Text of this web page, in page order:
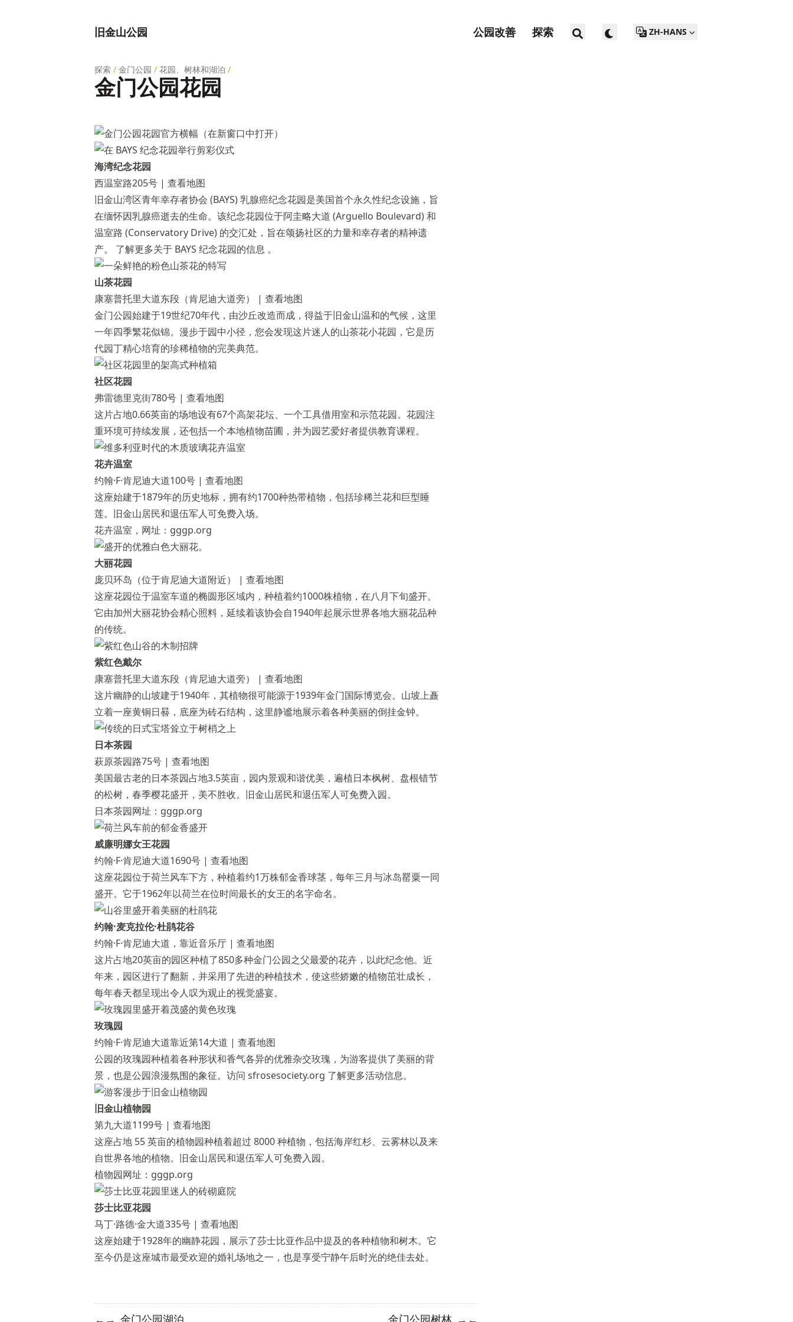
旧金山公园 公园改善 探索 ZH-HANS
探索 / 金门公园 / 花园、树林和湖泊 /
金门公园花园
海湾纪念花园
西温室路205号 | 查看地图
旧金山湾区青年幸存者协会 (BAYS) 乳腺癌纪念花园是美国首个永久性纪念设施，旨
在缅怀因乳腺癌逝去的生命。该纪念花园位于阿圭略大道 (Arguello Boulevard) 和
温室路 (Conservatory Drive) 的交汇处，旨在颂扬社区的力量和幸存者的精神遗
产。 了解更多关于 BAYS 纪念花园的信息 。
山茶花园
康塞普托里大道东段（肯尼迪大道旁） | 查看地图
金门公园始建于19世纪70年代，由沙丘改造而成，得益于旧金山温和的气候，这里
一年四季繁花似锦。漫步于园中小径，您会发现这片迷人的山茶花小花园，它是历
代园丁精心培育的珍稀植物的完美典范。
社区花园
弗雷德里克街780号 | 查看地图
这片占地0.66英亩的场地设有67个高架花坛、一个工具借用室和示范花园。花园注
重环境可持续发展，还包括一个本地植物苗圃，并为园艺爱好者提供教育课程。
花卉温室
约翰·F·肯尼迪大道100号 | 查看地图
这座始建于1879年的历史地标，拥有约1700种热带植物，包括珍稀兰花和巨型睡
莲。旧金山居民和退伍军人可免费入场。
花卉温室，网址：gggp.org
大丽花园
庞贝环岛（位于肯尼迪大道附近） | 查看地图
这座花园位于温室车道的椭圆形区域内，种植着约1000株植物，在八月下旬盛开。
它由加州大丽花协会精心照料，延续着该协会自1940年起展示世界各地大丽花品种
的传统。
紫红色戴尔
康塞普托里大道东段（肯尼迪大道旁） | 查看地图
这片幽静的山坡建于1940年，其植物很可能源于1939年金门国际博览会。山坡上矗
立着一座黄铜日晷，底座为砖石结构，这里静谧地展示着各种美丽的倒挂金钟。
日本茶园
萩原茶园路75号 | 查看地图
美国最古老的日本茶园占地3.5英亩，园内景观和谐优美，遍植日本枫树、盘根错节
的松树，春季樱花盛开，美不胜收。旧金山居民和退伍军人可免费入园。
日本茶园网址：gggp.org
威廉明娜女王花园
约翰·F·肯尼迪大道1690号 | 查看地图
这座花园位于荷兰风车下方，种植着约1万株郁金香球茎，每年三月与冰岛罂粟一同
盛开。它于1962年以荷兰在位时间最长的女王的名字命名。
约翰·麦克拉伦·杜鹃花谷
约翰·F·肯尼迪大道，靠近音乐厅 | 查看地图
这片占地20英亩的园区种植了850多种金门公园之父最爱的花卉，以此纪念他。近
年来，园区进行了翻新，并采用了先进的种植技术，使这些娇嫩的植物茁壮成长，
每年春天都呈现出令人叹为观止的视觉盛宴。
玫瑰园
约翰·F·肯尼迪大道靠近第14大道 | 查看地图
公园的玫瑰园种植着各种形状和香气各异的优雅杂交玫瑰，为游客提供了美丽的背
景，也是公园浪漫氛围的象征。访问 sfrosesociety.org 了解更多活动信息。
旧金山植物园
第九大道1199号 | 查看地图
这座占地 55 英亩的植物园种植着超过 8000 种植物，包括海岸红杉、云雾林以及来
自世界各地的植物。旧金山居民和退伍军人可免费入园。
植物园网址：gggp.org
莎士比亚花园
马丁·路德·金大道335号 | 查看地图
这座始建于1928年的幽静花园，展示了莎士比亚作品中提及的各种植物和树木。它
至今仍是这座城市最受欢迎的婚礼场地之一，也是享受宁静午后时光的绝佳去处。
← → 金门公园湖泊 金门公园树林 → ←